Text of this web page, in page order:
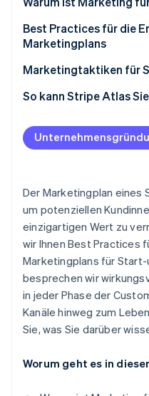
Betrugsprävention
Atlas
Start-up-Gründung
CO₂-Entnahme
Identity
Stripe-
Erfahren Sie,
Jetzt
Ecosystem
Partner
Stripe
Best Practices für die
Marketingplans
Branding
Zielgruppenanalyse
Inhalte und Storytelling
Kanalbasierter Ansatz
Marketingtaktiken für
Social-Media-Marketing
E-Mail-Marketing
Bezahlte Werbung
Erfahrungsbasiertes
Integriertes Marketing
Partnerschaften und
Globales Marketing
So kann Stripe Atlas
Bei Atlas eine
Zahlungen und
Gründungsaktien ohne
erwerben
Automatische
Steuerformulars
Hochwertige
Ein Jahr Stripe
Partnergutschriften
50.000 USD
Der Marketingplan eines
um potenziellen
einzigartigen Wert zu
wir Ihnen Best Practices
Marketingplans für
besprechen wir
in jeder Phase der
Kanäle hinweg zum
Sie, was Sie darüber
Worum geht es in